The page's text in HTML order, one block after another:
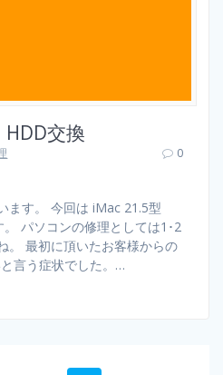
交換
0
ます。 今回は iMac 21.5型
パソコンの修理としては1･2
。 最初に頂いたお客様からの
言う症状でした。…